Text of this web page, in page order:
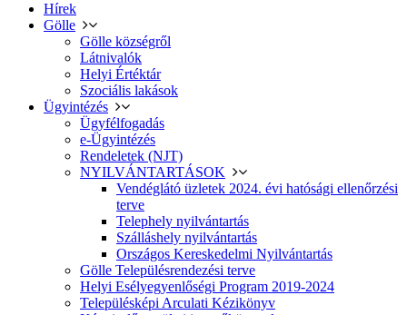
Hírek
Gölle
Gölle községről
Látnivalók
Helyi Értéktár
Szociális lakások
Ügyintézés
Ügyfélfogadás
e-Ügyintézés
Rendeletek (NJT)
NYILVÁNTARTÁSOK
Vendéglátó üzletek 2024. évi hatósági ellenőrzési
terve
Telephely nyilvántartás
Szálláshely nyilvántartás
Országos Kereskedelmi Nyilvántartás
Gölle Településrendezési terve
Helyi Esélyegyenlőségi Program 2019-2024
Településképi Arculati Kézikönyv